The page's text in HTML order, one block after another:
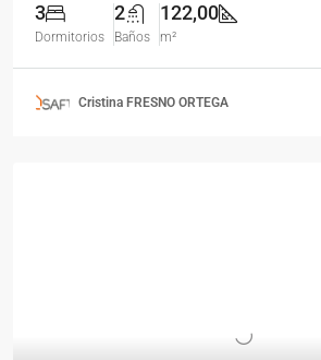
3
Dormitorios
2
Baños
122,00
m²
Cristina FRESNO ORTEGA